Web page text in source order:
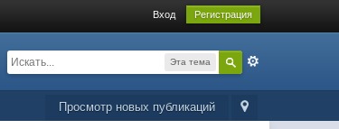
Вход Регистрация
Эта тема
Просмотр новых публикаций